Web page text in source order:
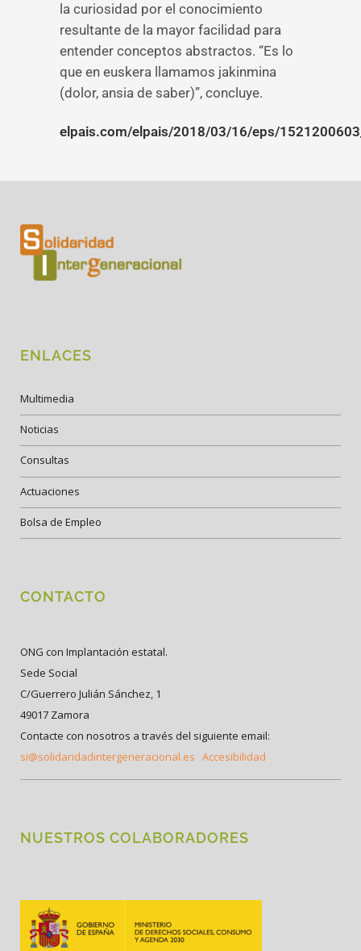
la curiosidad por el conocimiento
resultante de la mayor facilidad para
entender conceptos abstractos. “Es lo
que en euskera llamamos jakinmina
(dolor, ansia de saber)”, concluye.
elpais.com/elpais/2018/03/16/eps/
ENLACES
Multimedia
Noticias
Consultas
Actuaciones
Bolsa de Empleo
CONTACTO
ONG con Implantación estatal.
Sede Social
C/Guerrero Julián Sánchez, 1
49017 Zamora
Contacte con nosotros a través del siguiente email:
si@solidaridadintergeneracional.es Accesibilidad
NUESTROS COLABORADORES